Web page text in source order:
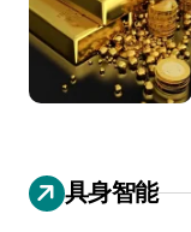
具身智能